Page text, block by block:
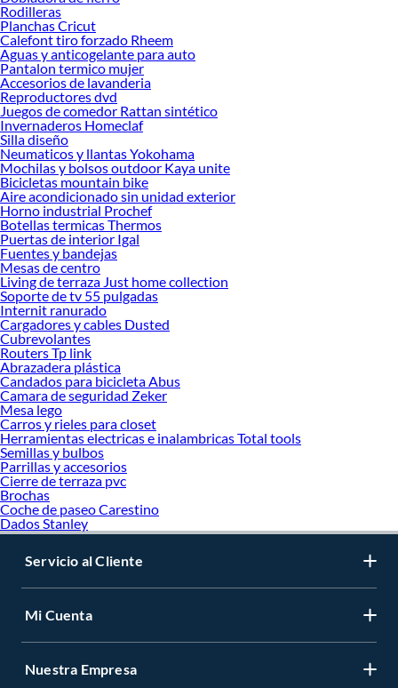
Cerraduras y quincallería!
Explora la variedad de productos de Cerraduras y quincallería en
Sodimac
Herramientas, materiales y accesorios de calidad para tus proyectos y
renovación de espacios. ¡Visítanos y descubre todo lo que tenemos para
ofrecerte!
Encuentra una amplia variedad de productos de Cerraduras y quincallería en
Sodimac. Encuentra todo lo necesario para tus proyectos de renovación y
decoración. ¡Visítanos y haz tus ideas realidad!
Rodilleras
Planchas Cricut
Calefont tiro forzado Rheem
Aguas y anticogelante para auto
Pantalon termico mujer
Accesorios de lavanderia
Reproductores dvd
Juegos de comedor Rattan sintético
Invernaderos Homeclaf
Silla diseño
Neumaticos y llantas Yokohama
Mochilas y bolsos outdoor Kaya unite
Bicicletas mountain bike
Aire acondicionado sin unidad exterior
Horno industrial Prochef
Botellas termicas Thermos
Puertas de interior Igal
Fuentes y bandejas
Mesas de centro
Living de terraza Just home collection
Soporte de tv 55 pulgadas
Internit ranurado
Cargadores y cables Dusted
Cubrevolantes
Routers Tp link
Abrazadera plástica
Candados para bicicleta Abus
Camara de seguridad Zeker
Mesa lego
Carros y rieles para closet
Herramientas electricas e inalambricas Total tools
Semillas y bulbos
Parrillas y accesorios
Cierre de terraza pvc
Brochas
Coche de paseo Carestino
Dados Stanley
Servicio al Cliente
Mi Cuenta
Nuestra Empresa